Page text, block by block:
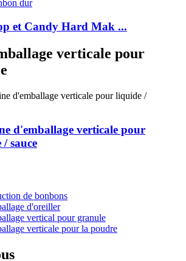
et Candy Hard Mak ...
verticale pour
d'emballage verticale pour
sauce
de bonbons
d'oreiller
vertical pour granule
verticale pour la poudre